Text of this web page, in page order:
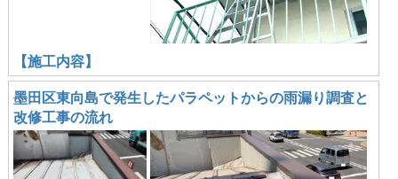
【施工内容】
墨田区東向島で発生したパラペットからの雨漏り調査と
改修工事の流れ